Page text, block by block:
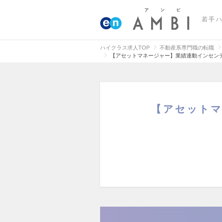
若手
ハイクラス求人TOP
不動産系専門職の転職
【アセットマネージャー】業績連動インセ
【アセット